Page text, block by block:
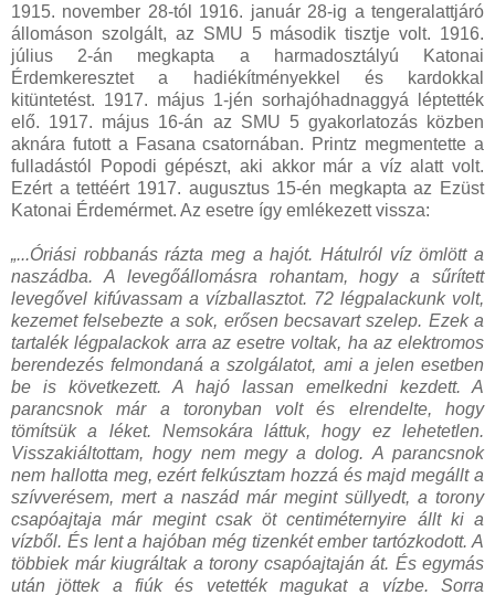
1915. november 28-tól 1916. január 28-ig a tengeralattjáró
állomáson szolgált, az SMU 5 második tisztje volt. 1916.
július 2-án megkapta a harmadosztályú Katonai
Érdemkeresztet a hadiékítményekkel és kardokkal
kitüntetést. 1917. május 1-jén sorhajóhadnaggyá léptették
elő. 1917. május 16-án az SMU 5 gyakorlatozás közben
aknára futott a Fasana csatornában. Printz megmentette a
fulladástól Popodi gépészt, aki akkor már a víz alatt volt.
Ezért a tettéért 1917. augusztus 15-én megkapta az Ezüst
Katonai Érdemérmet. Az esetre így emlékezett vissza:
„...Óriási robbanás rázta meg a hajót. Hátulról víz ömlött a
naszádba. A levegőállomásra rohantam, hogy a sűrített
levegővel kifúvassam a vízballasztot. 72 légpalackunk volt,
kezemet felsebezte a sok, erősen becsavart szelep. Ezek a
tartalék légpalackok arra az esetre voltak, ha az elektromos
berendezés felmondaná a szolgálatot, ami a jelen esetben
be is következett. A hajó lassan emelkedni kezdett. A
parancsnok már a toronyban volt és elrendelte, hogy
tömítsük a léket. Nemsokára láttuk, hogy ez lehetetlen.
Visszakiáltottam, hogy nem megy a dolog. A parancsnok
nem hallotta meg, ezért felkúsztam hozzá és majd megállt a
szívverésem, mert a naszád már megint süllyedt, a torony
csapóajtaja már megint csak öt centiméternyire állt ki a
vízből. És lent a hajóban még tizenkét ember tartózkodott. A
többiek már kiugráltak a torony csapóajtaján át. És egymás
után jöttek a fiúk és vetették magukat a vízbe. Sorra